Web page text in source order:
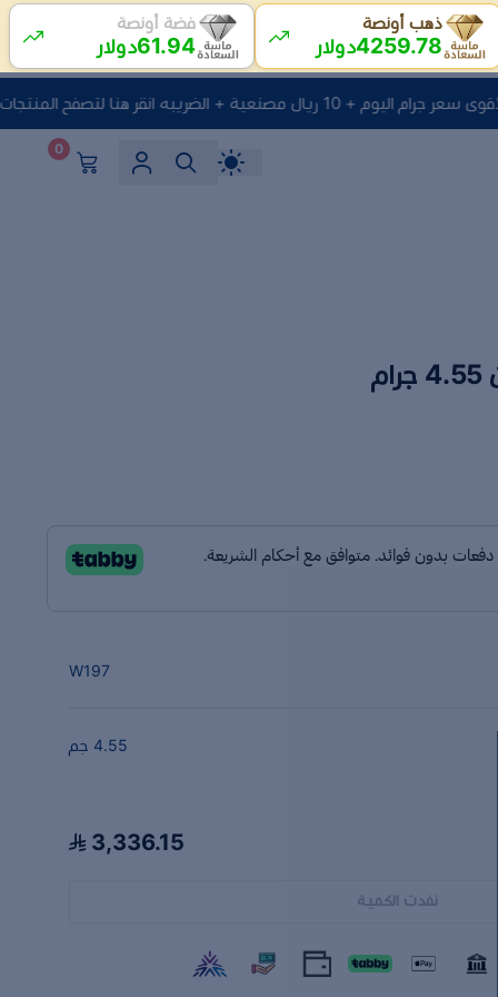
مصنعية + الضريبه انقر هنا لتصفح المنتجات
0
W197
4.55 جم
3,336.15
نفدت الكمية
ذهب أونصة
4259.78دولار
فضة أونصة
61.94دولار